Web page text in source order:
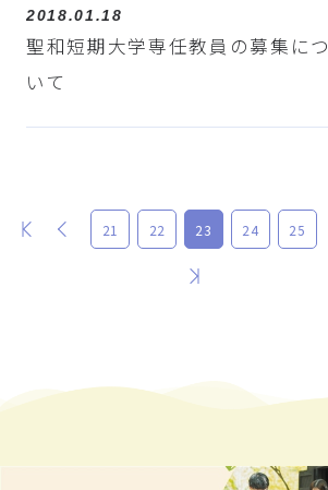
2018.01.18
聖和短期大学専任教員の募集につ
いて
最初 前 21 22 23 24 25
最後